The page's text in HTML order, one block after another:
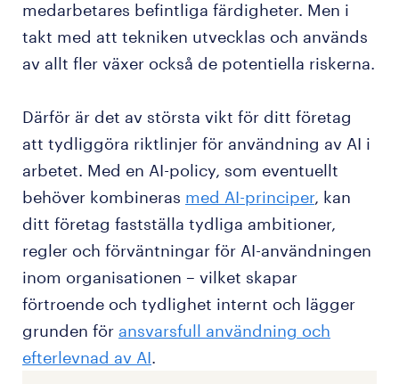
medarbetares befintliga färdigheter. Men i
takt med att tekniken utvecklas och används
av allt fler växer också de potentiella riskerna.
Därför är det av största vikt för ditt företag
att tydliggöra riktlinjer för användning av AI i
arbetet. Med en AI-policy, som eventuellt
behöver kombineras med AI-principer, kan
ditt företag fastställa tydliga ambitioner,
regler och förväntningar för AI-användningen
inom organisationen – vilket skapar
förtroende och tydlighet internt och lägger
grunden för ansvarsfull användning och
efterlevnad av AI.